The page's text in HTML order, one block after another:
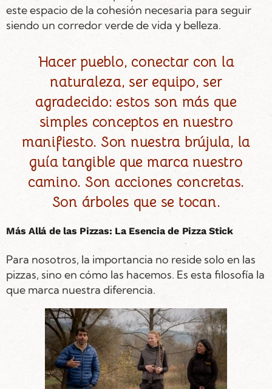
este espacio de la cohesión necesaria para seguir
siendo un corredor verde de vida y belleza.
Hacer pueblo, conectar con la
naturaleza, ser equipo, ser
agradecido: estos son más que
simples conceptos en nuestro
manifiesto. Son nuestra brújula, la
guía tangible que marca nuestro
camino. Son acciones concretas.
Son árboles que se tocan.
Más Allá de las Pizzas: La Esencia de Pizza Stick
Para nosotros, la importancia no reside solo en las
pizzas, sino en cómo las hacemos. Es esta filosofía la
que marca nuestra diferencia.